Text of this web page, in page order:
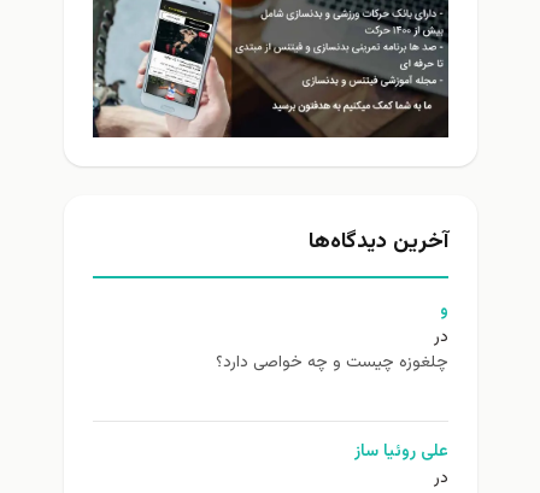
آخرین دیدگاه‌ها
و
در
چلغوزه چیست و چه خواصی دارد؟
علی روئیا ساز
در